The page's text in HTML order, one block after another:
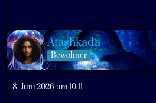
Atashkada
Bewohner
8. Juni 2026 um 10:11